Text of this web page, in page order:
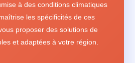
à des conditions climatiques
les spécificités de ces
proposer des solutions de
et adaptées à votre région.